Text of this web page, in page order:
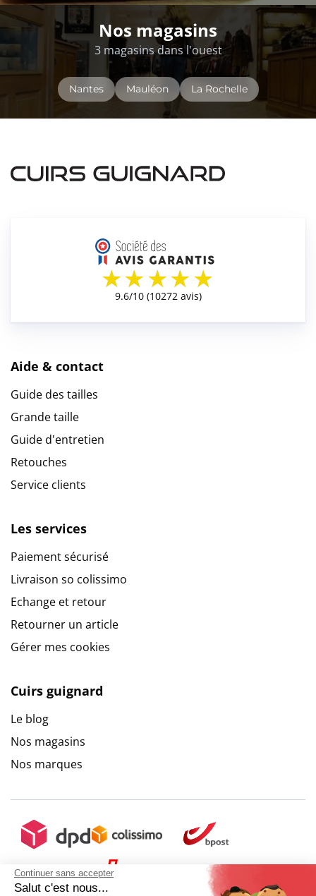
Continuer sans accepter
Salut c'est nous...
Nos magasins
3 magasins dans l'ouest
Nantes Mauléon La Rochelle
Aide & contact
Guide des tailles
Grande taille
Guide d'entretien
Retouches
Service clients
Les services
Paiement sécurisé
Livraison so colissimo
Echange et retour
Retourner un article
Gérer mes cookies
Cuirs guignard
Le blog
Nos magasins
Nos marques